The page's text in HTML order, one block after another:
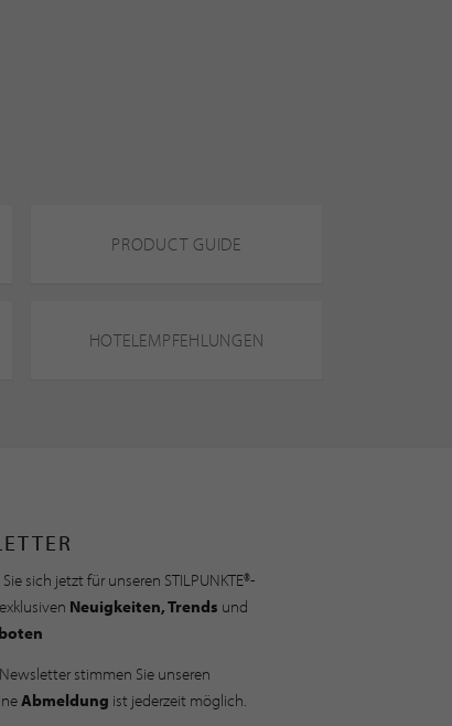
PRODUCT GUIDE
HOTELEMPFEHLUNGEN
sich jetzt für unseren STILPUNKTE®-
Neuigkeiten, Trends und
stimmen Sie unseren
Abmeldung ist jederzeit möglich.